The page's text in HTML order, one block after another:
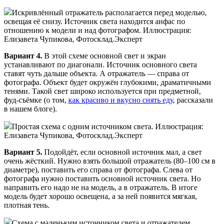
Искривлённый отражатель располагается перед моделью,
освещая её снизу. Источник света находится анфас по
отношению к модели и над фотографом. Иллюстрация:
Елизавета Чупикова, Фотосклад.Эксперт
Вариант 4. В этой схеме основной свет и экран
устанавливают по диагонали. Источник основного света
ставят чуть дальше объекта. А отражатель — справа от
фотографа. Объект будет окружён глубокими, драматичными
тенями. Такой свет широко используется при предметной,
фуд-съёмке (о том, как красиво и вкусно снять еду, рассказали
в нашем блоге).
Простая схема с одним источником света. Иллюстрация:
Елизавета Чупикова, Фотосклад.Эксперт
Вариант 5. Подойдёт, если основной источник мал, а свет
очень жёсткий. Нужно взять большой отражатель (80–100 см в
диаметре), поставить его справа от фотографа. Слева от
фотографа нужно поставить основной источник света. Но
направить его надо не на модель, а в отражатель. В итоге
модель будет хорошо освещена, а за ней появится мягкая,
плотная тень.